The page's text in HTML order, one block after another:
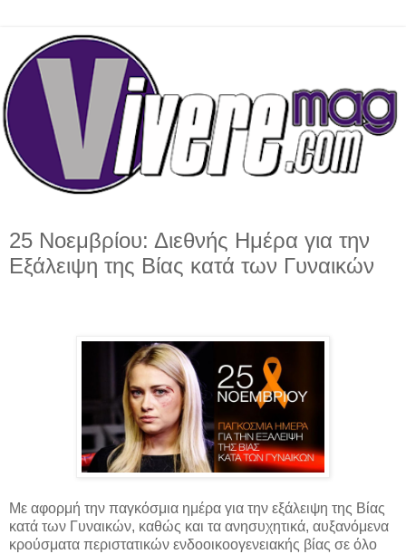
25 Νοεμβρίου: Διεθνής Ημέρα για την
Εξάλειψη της Βίας κατά των Γυναικών
Με αφορμή την παγκόσμια ημέρα για την εξάλειψη της Βίας
κατά των Γυναικών, καθώς και τα ανησυχητικά, αυξανόμενα
κρούσματα περιστατικών ενδοοικοογενειακής βίας σε όλο